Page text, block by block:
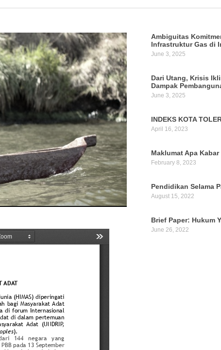
Ambiguitas
Infrastruktur Gas di
June 3, 2025
Dari Utang, Krisis
Dampak
June 3, 2025
INDEKS KOTA
April 16, 2023
Maklumat Apa Kabar
February 8, 2023
Pendidikan Selama
August 15, 2022
Brief Paper: Hukum
June 26, 2022